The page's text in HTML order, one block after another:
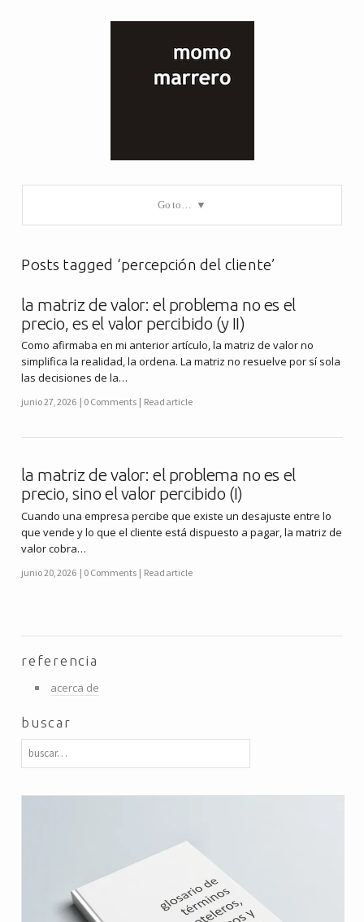
Go to…
Posts tagged ‘percepción del cliente’
la matriz de valor: el problema no es el
precio, es el valor percibido (y II)
Como afirmaba en mi anterior artículo, la matriz de valor no
simplifica la realidad, la ordena. La matriz no resuelve por sí sola
las decisiones de la…
junio 27, 2026 0 Comments Read article
la matriz de valor: el problema no es el
precio, sino el valor percibido (I)
Cuando una empresa percibe que existe un desajuste entre lo
que vende y lo que el cliente está dispuesto a pagar, la matriz de
valor cobra…
junio 20, 2026 0 Comments Read article
referencia
acerca de
buscar